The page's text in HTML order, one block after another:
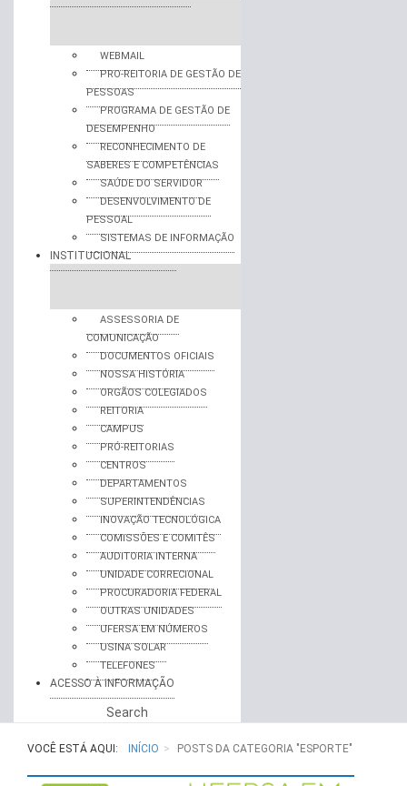
WEBMAIL
PRO-REITORIA DE GESTÃO DE
PESSOAS
PROGRAMA DE GESTÃO DE
DESEMPENHO
RECONHECIMENTO DE
SABERES E COMPETÊNCIAS
SAÚDE DO SERVIDOR
DESENVOLVIMENTO DE
PESSOAL
SISTEMAS DE INFORMAÇÃO
INSTITUCIONAL
ASSESSORIA DE
COMUNICAÇÃO
DOCUMENTOS OFICIAIS
NOSSA HISTÓRIA
ORGÃOS COLEGIADOS
REITORIA
CAMPUS
PRÓ-REITORIAS
CENTROS
DEPARTAMENTOS
SUPERINTENDÊNCIAS
INOVAÇÃO TECNOLÓGICA
COMISSÕES E COMITÊS
AUDITORIA INTERNA
UNIDADE CORRECIONAL
PROCURADORIA FEDERAL
OUTRAS UNIDADES
UFERSA EM NÚMEROS
USINA SOLAR
TELEFONES
ACESSO À INFORMAÇÃO
Search
VOCÊ ESTÁ AQUI: INÍCIO POSTS DA CATEGORIA "ESPORTE"